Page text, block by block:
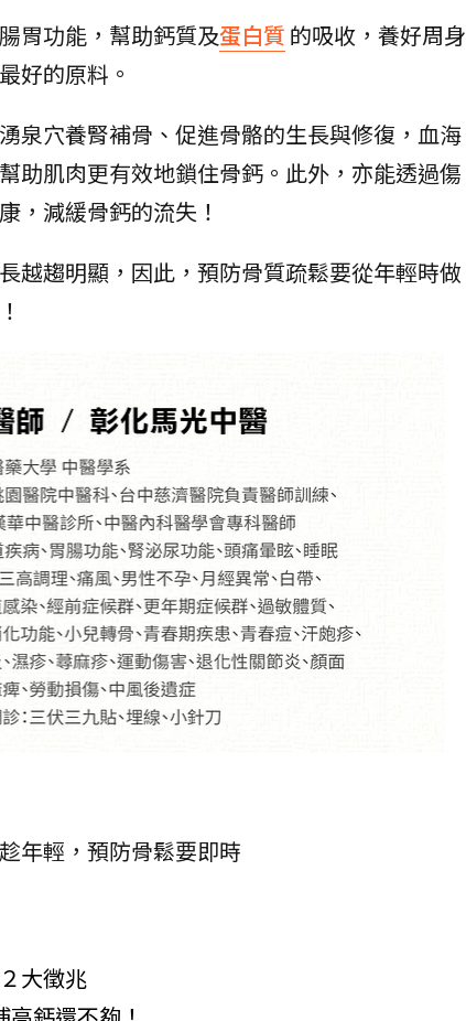
胃功能，幫助鈣質及蛋白質 的吸收，養好周身
好的原料。
泉穴養腎補骨、促進骨骼的生長與修復，血海
助肌肉更有效地鎖住骨鈣。此外，亦能透過傷
，減緩骨鈣的流失！
越趨明顯，因此，預防骨質疏鬆要從年輕時做
年輕，預防骨鬆要即時
大徵兆